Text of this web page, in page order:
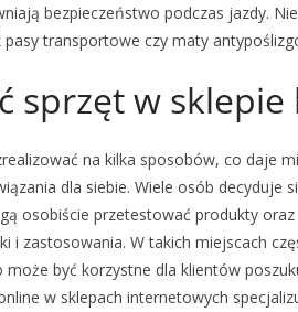
bezpieczeństwo podczas jazdy.
transportowe czy maty
sprzęt w
na kilka sposobów, co daje
dla siebie. Wiele osób decyduje
osobiście przetestować produkty
i zastosowania. W takich miejscach
być korzystne dla klientów
w sklepach internetowych